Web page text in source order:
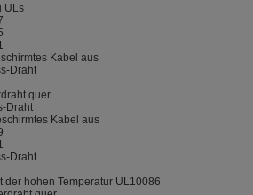
ULs
Kabel aus
Draht
quer
Draht
Kabel aus
Draht
der hohen Temperatur UL10086